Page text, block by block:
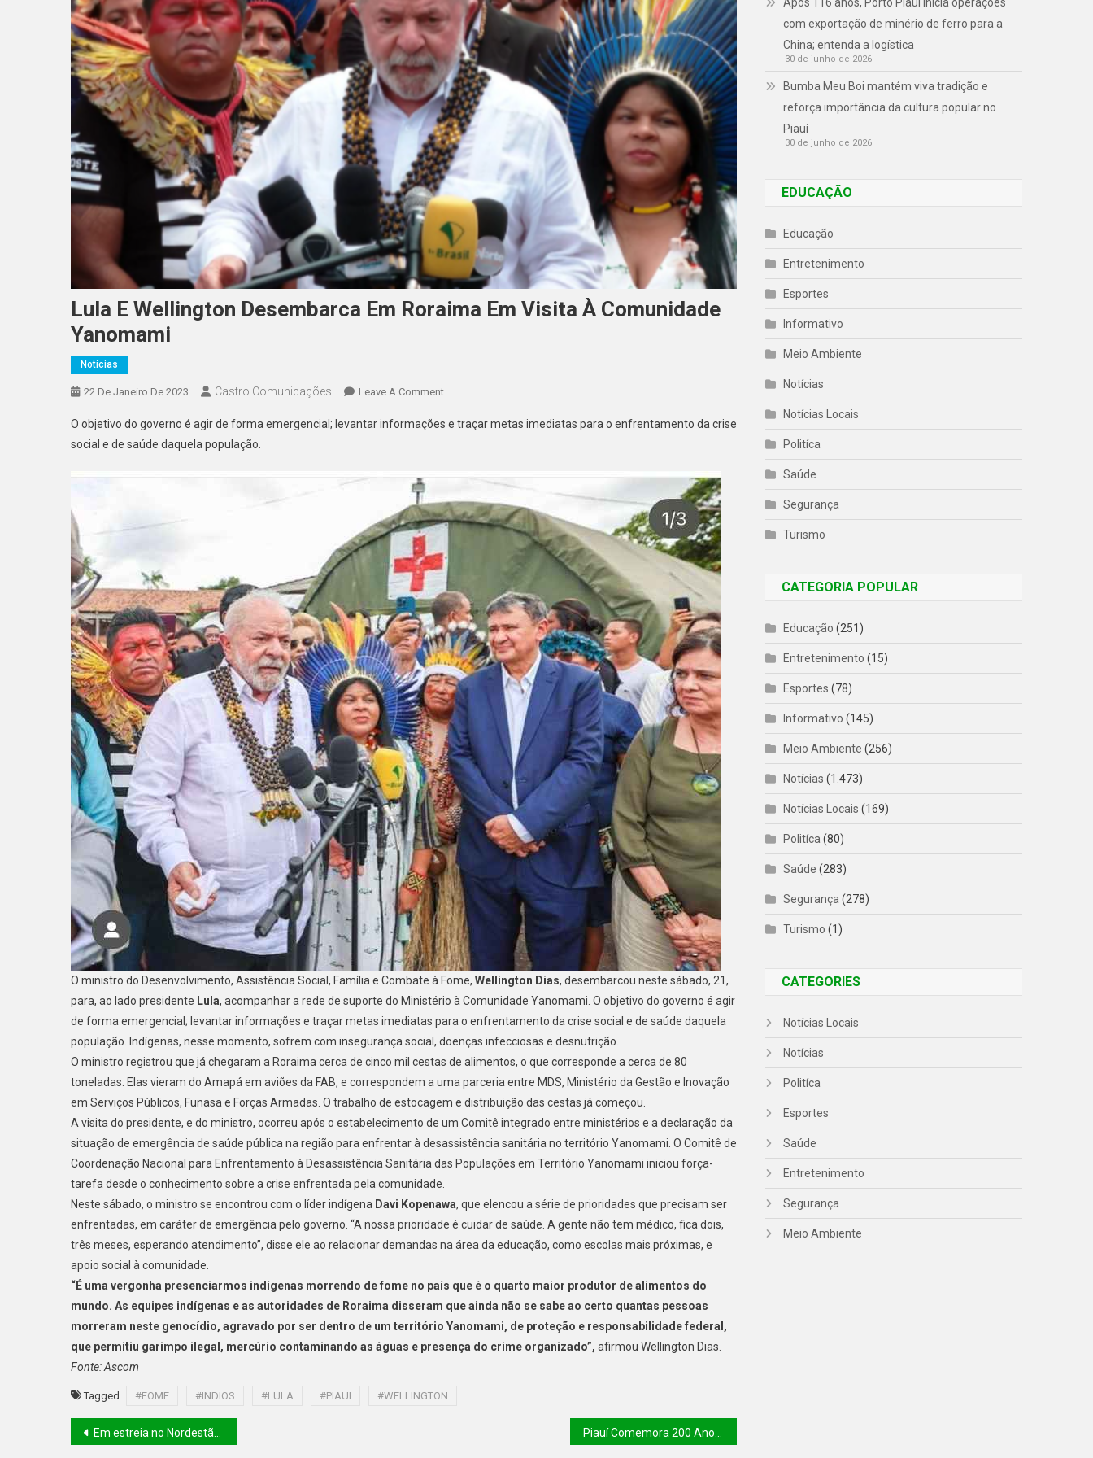
Lula E Wellington Desembarca Em Roraima Em Visita À Comunidade
Yanomami
Notícias
22 De Janeiro De 2023 Castro Comunicações Leave A Comment
O objetivo do governo é agir de forma emergencial; levantar informações e traçar metas imediatas para o enfrentamento da crise
social e de saúde daquela população.
O ministro do Desenvolvimento, Assistência Social, Família e Combate à Fome, Wellington Dias, desembarcou neste sábado, 21,
para, ao lado presidente Lula, acompanhar a rede de suporte do Ministério à Comunidade Yanomami. O objetivo do governo é agir
de forma emergencial; levantar informações e traçar metas imediatas para o enfrentamento da crise social e de saúde daquela
população. Indígenas, nesse momento, sofrem com insegurança social, doenças infecciosas e desnutrição.
O ministro registrou que já chegaram a Roraima cerca de cinco mil cestas de alimentos, o que corresponde a cerca de 80
toneladas. Elas vieram do Amapá em aviões da FAB, e correspondem a uma parceria entre MDS, Ministério da Gestão e Inovação
em Serviços Públicos, Funasa e Forças Armadas. O trabalho de estocagem e distribuição das cestas já começou.
A visita do presidente, e do ministro, ocorreu após o estabelecimento de um Comitê integrado entre ministérios e a declaração da
situação de emergência de saúde pública na região para enfrentar à desassistência sanitária no território Yanomami. O Comitê de
Coordenação Nacional para Enfrentamento à Desassistência Sanitária das Populações em Território Yanomami iniciou força-
tarefa desde o conhecimento sobre a crise enfrentada pela comunidade.
Neste sábado, o ministro se encontrou com o líder indígena Davi Kopenawa, que elencou a série de prioridades que precisam ser
enfrentadas, em caráter de emergência pelo governo. “A nossa prioridade é cuidar de saúde. A gente não tem médico, fica dois,
três meses, esperando atendimento”, disse ele ao relacionar demandas na área da educação, como escolas mais próximas, e
apoio social à comunidade.
“É uma vergonha presenciarmos indígenas morrendo de fome no país que é o quarto maior produtor de alimentos do
mundo. As equipes indígenas e as autoridades de Roraima disseram que ainda não se sabe ao certo quantas pessoas
morreram neste genocídio, agravado por ser dentro de um território Yanomami, de proteção e responsabilidade federal,
que permitiu garimpo ilegal, mercúrio contaminando as águas e presença do crime organizado”, afirmou Wellington Dias.
Fonte: Ascom
Tagged #FOME #INDIOS #LULA #PIAUI #WELLINGTON
Em estreia no Nordestão, Fluminense/PI fica no empate sem gols contra o CSA-AL
com exportação de minério de ferro para a
China; entenda a logística
30 de junho de 2026
Bumba Meu Boi mantém viva tradição e
reforça importância da cultura popular no
Piauí
30 de junho de 2026
EDUCAÇÃO
Educação
Entretenimento
Esportes
Informativo
Meio Ambiente
Notícias
Notícias Locais
Politíca
Saúde
Segurança
Turismo
CATEGORIA POPULAR
Educação (251)
Entretenimento (15)
Esportes (78)
Informativo (145)
Meio Ambiente (256)
Notícias (1.473)
Notícias Locais (169)
Politíca (80)
Saúde (283)
Segurança (278)
Turismo (1)
CATEGORIES
Notícias Locais
Notícias
Politíca
Esportes
Saúde
Entretenimento
Segurança
Meio Ambiente